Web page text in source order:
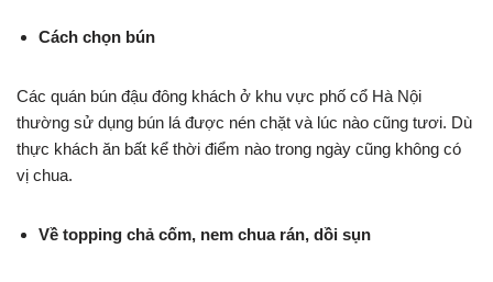
Cách chọn bún
Các quán bún đậu đông khách ở khu vực phố cổ Hà Nội
thường sử dụng bún lá được nén chặt và lúc nào cũng tươi. Dù
thực khách ăn bất kể thời điểm nào trong ngày cũng không có
vị chua.
Về topping chả cốm, nem chua rán, dồi sụn